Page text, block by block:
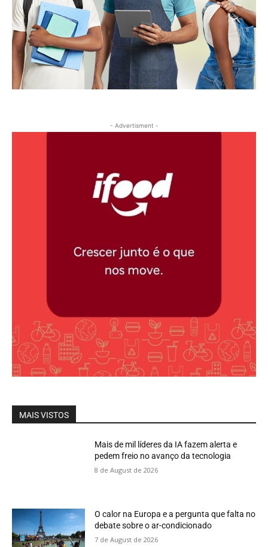
- Advertisment -
MAIS VISTOS
Mais de mil líderes da IA fazem alerta e
pedem freio no avanço da tecnologia
8 de August de 2026
O calor na Europa e a pergunta que falta no
debate sobre o ar-condicionado
7 de August de 2026